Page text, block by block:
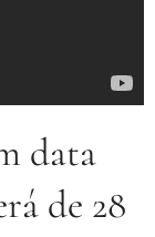
data
de 28